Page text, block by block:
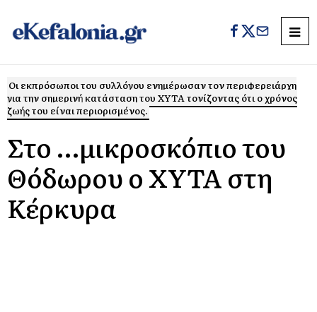
Οι εκπρόσωποι του συλλόγου ενημέρωσαν τον περιφερειάρχη
για την σημερινή κατάσταση του ΧΥΤΑ τονίζοντας ότι ο χρόνος
ζωής του είναι περιορισμένος.
Στο …μικροσκόπιο του
Θόδωρου ο ΧΥΤΑ στη
Κέρκυρα